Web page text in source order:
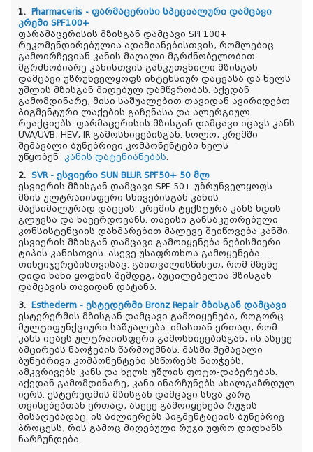
1.
Pharmaceris - ფარმაცერისი სპეციალური დამცავი
კრემი SPF100+
ფარამაცერისის მზისგან დამცავი SPF100+
რეკომენდირებულია ადამიანებისთვის, რომლებიც
გამოირჩევიან კანის მაღალი მგრძნობელობით.
მგრძნობიარე კანისთვის განკუთვნილი მზისგან
დამცავი უზრუნველყოფს ინტენსიურ დაცვასა და ხელს
უშლის მზისგან მიღებულ დამწვრობას. აქედან
გამომდინარე, მისი საშუალებით თავიდან ავირიდებთ
პიგმენტური ლაქების გაჩენასა და ალერგიულ
რეაქციებს. ფარმაცერისის მზისგან დამცავი იცავს კანს
UVA/UVB, HEV, IR გამოსხივებისგან. ხოლო, კრემში
შემავალი ბუნებრივი კომპონენტები ხელს
უწყობენ
კანის დატენიანებას.
2. SVR - ესვიერი SUN BLUR SPF50+ 50 მლ
ესვიერის მზისგან დამცავი SPF 50+ უზრუნველყოფს
მზის ულტრაიისფერი სხივებისგან კანის
მაქსიმალურად დაცვას. კრემის ტექსტურა კანს ხდის
გლუვსა და ხავერდოვანს. თავისი განსაკუთრებული
კონსისტენციის დახმარებით მალევე შეიწოვება კანში.
ესვიერის მზისგან დამცავი გამოიყენება ნებისმიერი
ტიპის კანისთვის. ასევე უსაფრთხოა გამოყენება
თინეიჯერებისთვისაც. გაითვალისწინეთ, რომ მზეზე
დიდი ხანი ყოფნის შემდეგ, აუცილებელია მზისგან
დამცავის თავიდან დატანა.
3.
Esthederm - ესტედერმი Bronz Repair მზისგან დამცავი
ესტერერმის მზისგან დამცავი გამოიყენება, როგორც
მულტიფუნქციური საშუალება. იმასთან ერთად, რომ
კანს იცავს ულტრაიისფერი გამოსხივებისგან, ის ასევე
ამცირებს ნაოჭების წარმოქმნას. მასში შემავალი
ბუნებრივი კომპონენტები ასწორებს ნაოჭებს,
ამკვრივებს კანს და ხელს უშლის ფოტო-დაბერებას.
აქედან გამომდინარე, კანი ინარჩუნებს ახალგაზრდულ
იერს. ესტერედმის მზისგან დამცავი სხვა კარგ
თვისებებთან ერთად, ასევე გამოიყენება რუჯის
მისაღებადაც. ის აძლიერებს პიგმენტაციის ბუნებრივ
პროცესს, რის გამოც მიღებული რუჯი უფრო დიდხანს
ნარჩუნდება.